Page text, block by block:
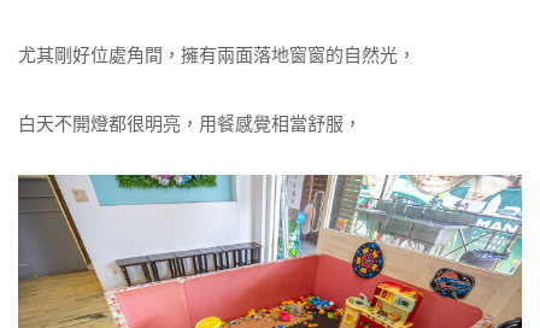
尤其剛好位處角間，擁有兩面落地窗窗的自然光，
白天不開燈都很明亮，用餐感覺相當舒服，